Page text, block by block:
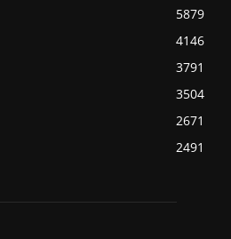
5879
4146
3791
3504
2671
2491